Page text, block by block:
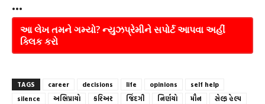
•••
આ લેખ તમને ગમ્યો? ન્યુઝપ્રેમીને સપોર્ટ આપવા અહીં
ક્લિક કરો
TAGS career decisions life opinions
self help
silence
અભિપ્રાયો કરિઅર જિંદગી નિર્ણયો મૌન સેલ્ફ હેલ્પ